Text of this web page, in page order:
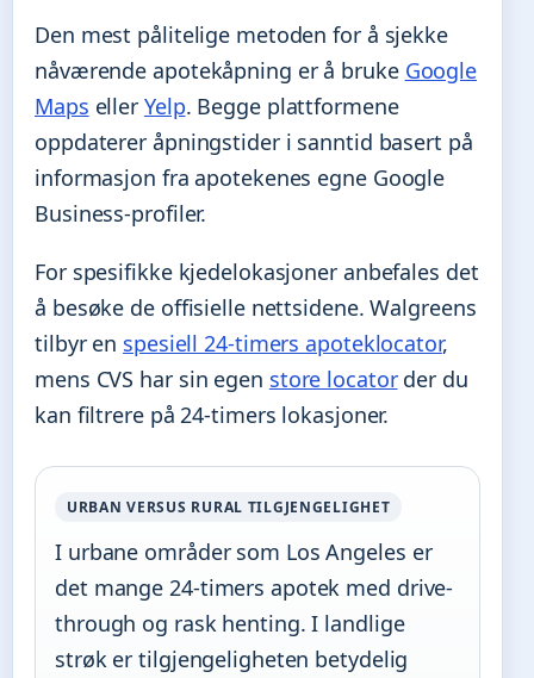
Den mest pålitelige metoden for å sjekke
nåværende apotekåpning er å bruke Google
Maps eller Yelp. Begge plattformene
oppdaterer åpningstider i sanntid basert på
informasjon fra apotekenes egne Google
Business-profiler.
For spesifikke kjedelokasjoner anbefales det
å besøke de offisielle nettsidene. Walgreens
tilbyr en spesiell 24-timers apoteklocator,
mens CVS har sin egen store locatorder du
kan filtrere på 24-timers lokasjoner.
URBAN VERSUS RURAL TILGJENGELIGHET
I urbane områder som Los Angeles er
det mange 24-timers apotek med drive-
through og rask henting. I landlige
strøk er tilgjengeligheten betydelig